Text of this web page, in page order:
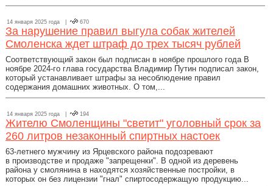
14 января 2025 года | 670
За нарушение правил выгула собак жителей
Смоленска ждет штраф до трех тысяч рублей
Соответствующий закон был подписан в ноябре прошлого года В
ноябре 2024-го глава государства Владимир Путин подписал закон,
который устанавливает штрафы за несоблюдение правил
содержания домашних животных. О том,...
14 января 2025 года | 194
Жителю Смоленщины "светит" уголовный срок за
260 литров незаконный спиртных настоек
63-летнего мужчину из Ярцевского района подозревают
в производстве и продаже "запрещенки". В одной из деревень
района у смолянина в находятся хозяйственные постройки, в
которых он без лицензии "гнал" спиртосодержащую продукцию...